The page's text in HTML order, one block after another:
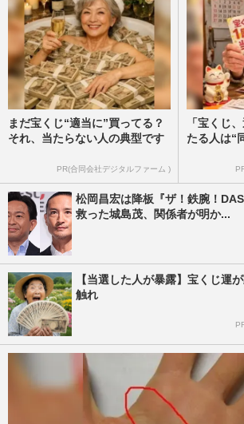
まだ宝くじ“適当に”買ってる？
それ、当たらない人の典型です
PR(合同会社デジタルファーム )
「宝くじ
たる人は“
松岡昌宏は降板『ザ！鉄腕！
救った城島茂、関係者が明か...
【当選した人が暴露】宝くじ運
触れ